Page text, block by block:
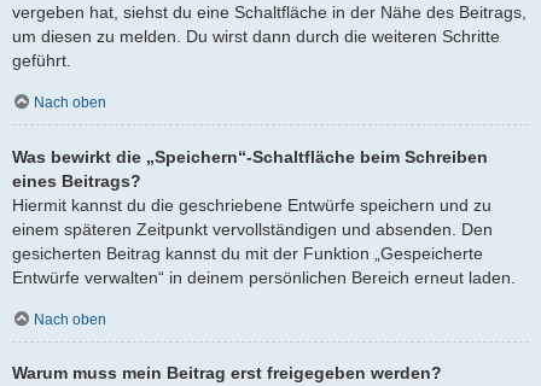
vergeben hat, siehst du eine Schaltfläche in der Nähe des Beitrags,
um diesen zu melden. Du wirst dann durch die weiteren Schritte
geführt.
Nach oben
Was bewirkt die „Speichern“-Schaltfläche beim Schreiben
eines Beitrags?
Hiermit kannst du die geschriebene Entwürfe speichern und zu
einem späteren Zeitpunkt vervollständigen und absenden. Den
gesicherten Beitrag kannst du mit der Funktion „Gespeicherte
Entwürfe verwalten“ in deinem persönlichen Bereich erneut laden.
Nach oben
Warum muss mein Beitrag erst freigegeben werden?